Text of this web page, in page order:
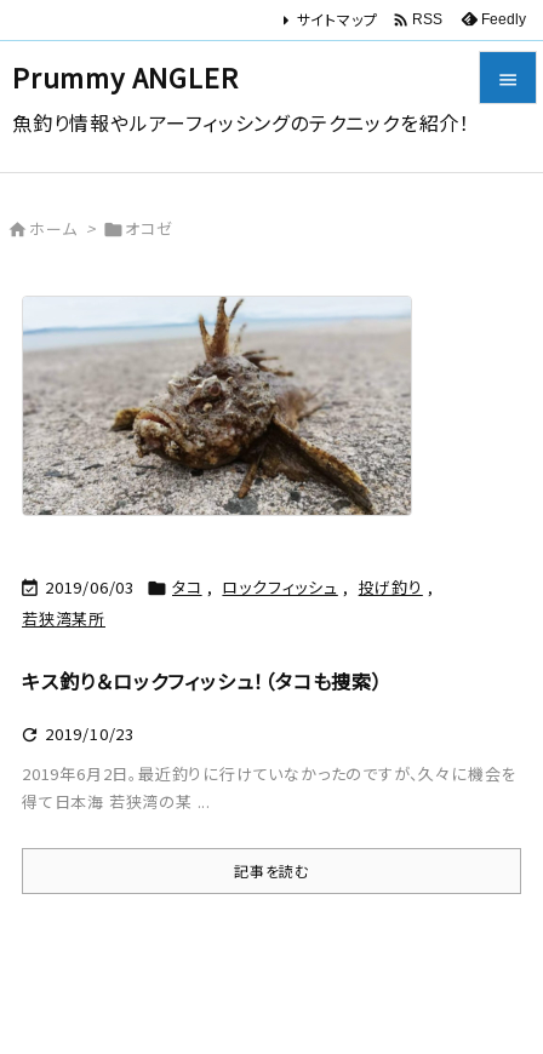
Prummy ANGLER
魚釣り情報やルアーフィッシングのテクニックを紹介！

サイトマップ  RSS Feedly
 ホーム > オコゼ
 2019/06/03  タコ , ロックフィッシュ , 投げ釣り ,
若狭湾某所
キス釣り＆ロックフィッシュ！（タコも捜索）
 2019/10/23
2019年6月2日。最近釣りに行けていなかったのですが、久々に機会を
得て日本海 若狭湾の某 ...
記事を読む